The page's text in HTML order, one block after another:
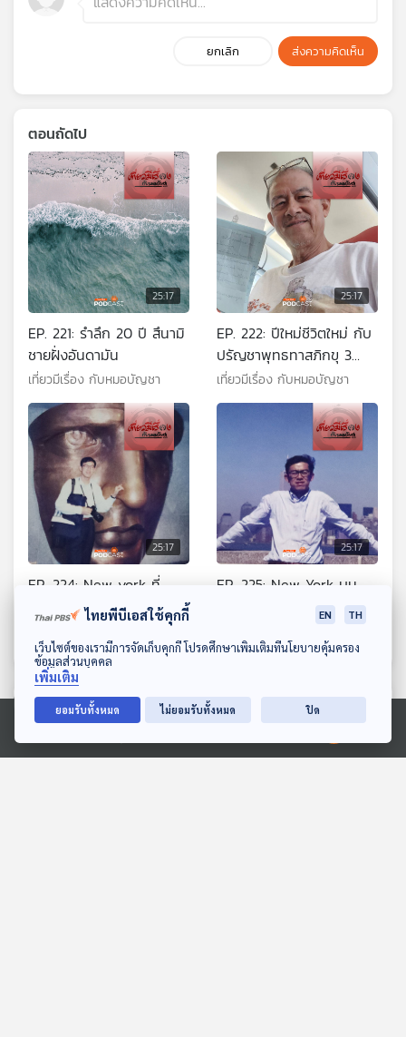
ดาวน์โหลด Thai PBS Podcast Application
Ⓒ 2020 องค์การกระจายเสียงและแพร่ภาพสาธารณะแห่งประเทศไทย
ยกเลิก ส่งความคิดเห็น
ตอนถัดไป
25:17
EP. 221: รำลึก 20 ปี สึนามิ
ชายฝั่งอันดามัน
เที่ยวมีเรื่อง กับหมอบัญชา
25:17
EP. 222: ปีใหม่ชีวิตใหม่ กับ
ปรัญชาพุทธทาสภิกขุ 3
กรอบ 12 เครื่องราง
เที่ยวมีเรื่อง กับหมอบัญชา
25:17
EP. 224: New york ที่
wall street เทพีเสรีภาพ
และ World Trade Center
25:17
EP. 225: New York บน
Broadway ถึง 5th
เที่ยวมีเรื่อง กับหมอบัญชา
ตอนที่เกี่ยวข้อง
ไทยพีบีเอสใช้คุกกี้ EN TH
เว็บไซต์ของเรามีการจัดเก็บคุกกี้ โปรดศึกษาเพิ่มเติมที่นโยบายคุ้มครอง
ข้อมูลส่วนบุคคล
เพิ่มเติม
ยอมรับทั้งหมด ไม่ยอมรับทั้งหมด ปิด